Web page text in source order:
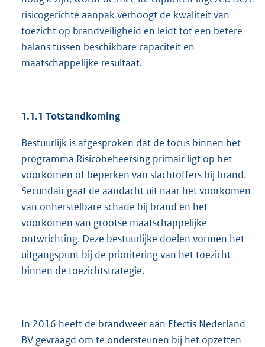
risicogerichte aanpak verhoogt de kwaliteit van
toezicht op brandveiligheid en leidt tot een betere
balans tussen beschikbare capaciteit en
maatschappelijke resultaat.
1.1.1 Totstandkoming
Bestuurlijk is afgesproken dat de focus binnen het
programma Risicobeheersing primair ligt op het
voorkomen of beperken van slachtoffers bij brand.
Secundair gaat de aandacht uit naar het voorkomen
van onherstelbare schade bij brand en het
voorkomen van grootse maatschappelijke
ontwrichting. Deze bestuurlijke doelen vormen het
uitgangspunt bij de prioritering van het toezicht
binnen de toezichtstrategie.
In 2016 heeft de brandweer aan Efectis Nederland
BV gevraagd om te ondersteunen bij het opzetten